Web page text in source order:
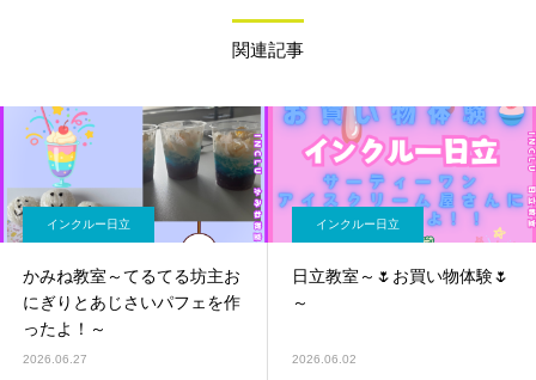
関連記事
インクルー日立
かみね教室～てるてる坊主お
にぎりとあじさいパフェを作
ったよ！～
2026.06.27
インクルー日立
日立教室～🌷お買い物体験🌷
～
2026.06.02